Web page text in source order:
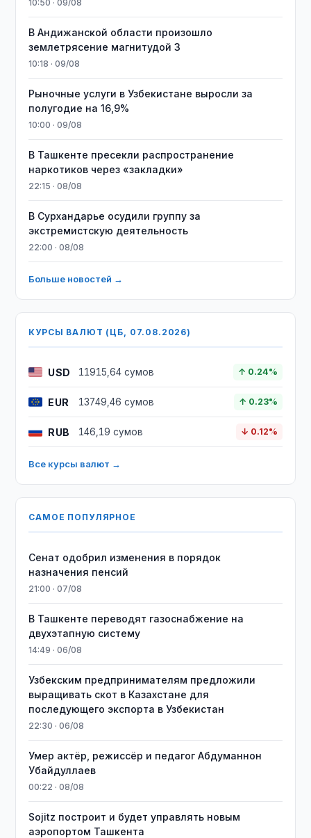
10:50 · 09/08
В Андижанской области произошло
землетрясение магнитудой 3
10:18 · 09/08
Рыночные услуги в Узбекистане выросли за
полугодие на 16,9%
10:00 · 09/08
В Ташкенте пресекли распространение
наркотиков через «закладки»
22:15 · 08/08
В Сурхандарье осудили группу за
экстремистскую деятельность
22:00 · 08/08
Больше новостей →
КУРСЫ ВАЛЮТ (ЦБ, 07.08.2026)
USD 11915,64 сумов ↑ 0.24%
EUR 13749,46 сумов ↑ 0.23%
RUB 146,19 сумов ↓ 0.12%
Все курсы валют →
САМОЕ ПОПУЛЯРНОЕ
Сенат одобрил изменения в порядок
назначения пенсий
21:00 · 07/08
В Ташкенте переводят газоснабжение на
двухэтапную систему
14:49 · 06/08
Узбекским предпринимателям предложили
выращивать скот в Казахстане для
последующего экспорта в Узбекистан
22:30 · 06/08
Умер актёр, режиссёр и педагог Абдуманнон
Убайдуллаев
00:22 · 08/08
Sojitz построит и будет управлять новым
аэропортом Ташкента